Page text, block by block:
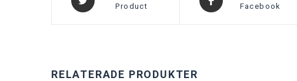
Product
Facebook
RELATERADE PRODUKTER